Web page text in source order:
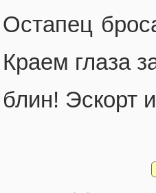
Остапец
Краем глаза
блин! Эскорт